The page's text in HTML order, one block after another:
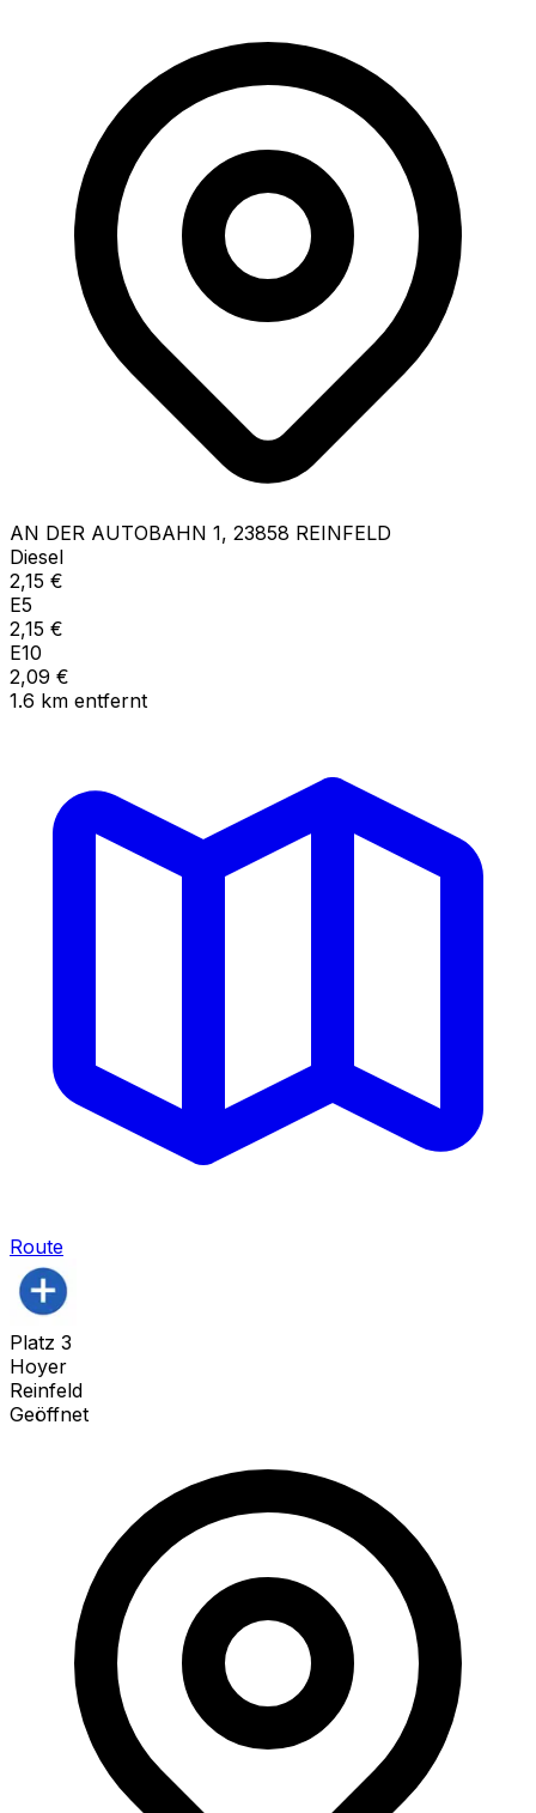
AN DER AUTOBAHN 1, 23858 REINFELD
Diesel
2,15 €
E5
2,15 €
E10
2,09 €
1.6 km entfernt
Route
Platz 3
Hoyer
Reinfeld
Geöffnet